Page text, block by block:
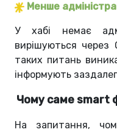
Менше
У хабі немає
вирішуються через
таких питань
інформують
Чому саме smart
На запитання,